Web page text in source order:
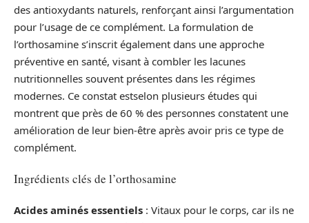
des antioxydants naturels, renforçant ainsi l’argumentation
pour l’usage de ce complément. La formulation de
l’orthosamine s’inscrit également dans une approche
préventive en santé, visant à combler les lacunes
nutritionnelles souvent présentes dans les régimes
modernes. Ce constat estselon plusieurs études qui
montrent que près de 60 % des personnes constatent une
amélioration de leur bien-être après avoir pris ce type de
complément.
Ingrédients clés de l’orthosamine
Acides aminés essentiels : Vitaux pour le corps, car ils ne